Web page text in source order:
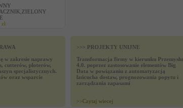
w zakresie naprawy
cutterów, ploterów,
specjalistycznych.
oraz wsparcie
>>> PROJEKTY UNIJNE
Transformacja firmy w kierunku Przemysłu
4.0. poprzez zastosowanie elementów Big
Data w powiązaniu z automatyzacją
łańcucha dostaw, prognozowania popytu i
zarządzania zapasami
>>Czytaj wiecej